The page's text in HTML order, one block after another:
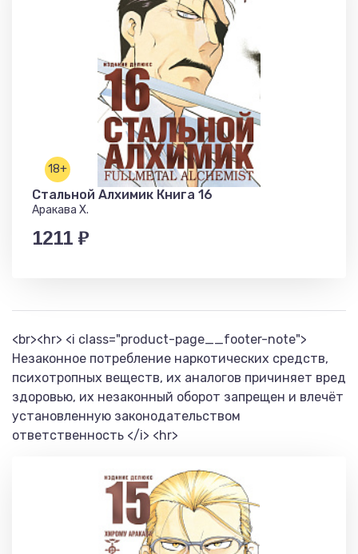
18+
Стальной Алхимик Книга 16
Аракава Х.
1211 ₽
<br><hr> <i class="product-page__footer-note">
Незаконное потребление наркотических средств,
психотропных веществ, их аналогов причиняет вред
здоровью, их незаконный оборот запрещен и влечёт
установленную законодательством
ответственность </i> <hr>